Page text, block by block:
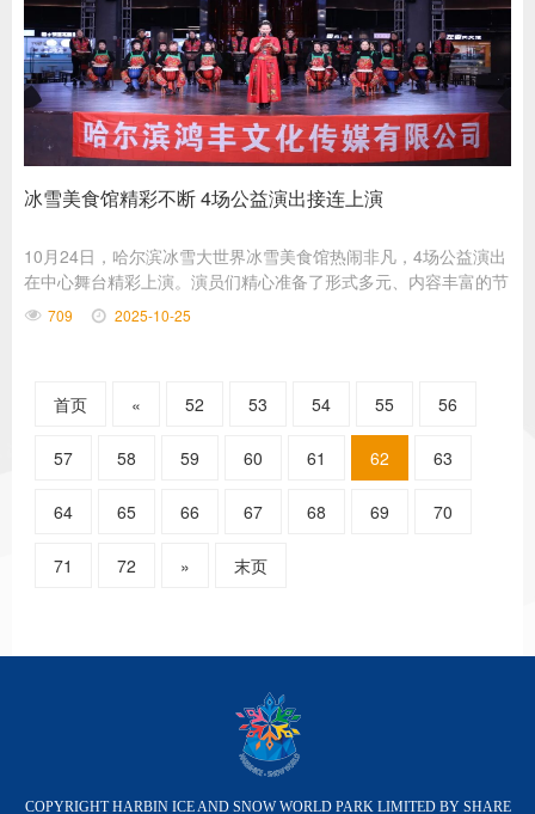
冰雪美食馆精彩不断 4场公益演出接连上演
10月24日，哈尔滨冰雪大世界冰雪美食馆热闹非凡，4场公益演出
在中心舞台精彩上演。演员们精心准备了形式多元、内容丰富的节
目，为现场观众奉上文艺大餐。
709 2025-10-25
首页 « 52 53 54 55 56
57 58 59 60 61 62 63
64 65 66 67 68 69 70
71 72 » 末页
COPYRIGHT HARBIN ICE AND SNOW WORLD PARK LIMITED BY SHARE